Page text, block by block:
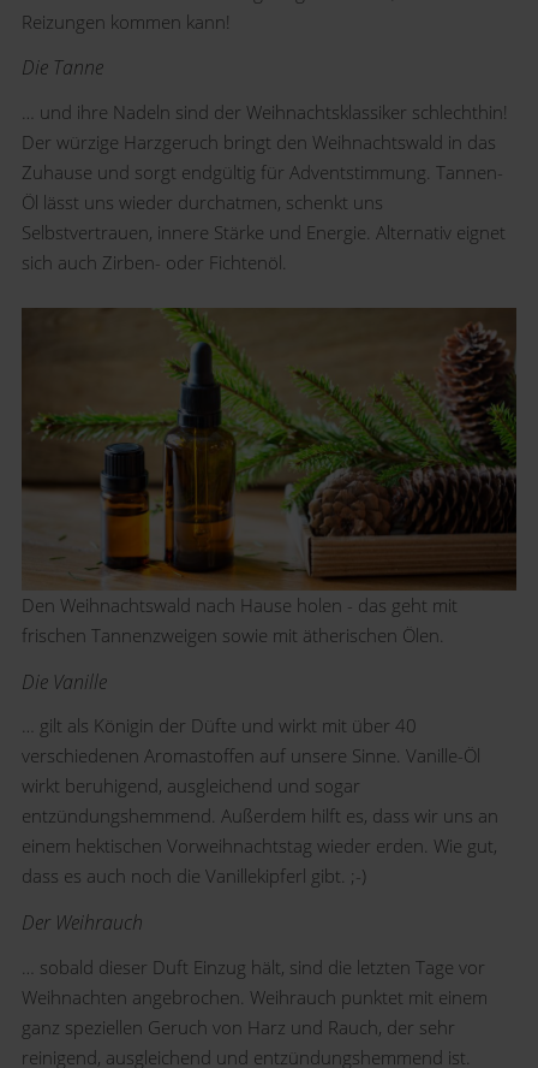
Reizungen kommen kann!
Die Tanne
… und ihre Nadeln sind der Weihnachtsklassiker schlechthin!
Der würzige Harzgeruch bringt den Weihnachtswald in das
Zuhause und sorgt endgültig für Adventstimmung. Tannen-
Öl lässt uns wieder durchatmen, schenkt uns
Selbstvertrauen, innere Stärke und Energie. Alternativ eignet
sich auch Zirben- oder Fichtenöl.
Den Weihnachtswald nach Hause holen - das geht mit
frischen Tannenzweigen sowie mit ätherischen Ölen.
Die Vanille
… gilt als Königin der Düfte und wirkt mit über 40
verschiedenen Aromastoffen auf unsere Sinne. Vanille-Öl
wirkt beruhigend, ausgleichend und sogar
entzündungshemmend. Außerdem hilft es, dass wir uns an
einem hektischen Vorweihnachtstag wieder erden. Wie gut,
dass es auch noch die Vanillekipferl gibt. ;-)
Der Weihrauch
… sobald dieser Duft Einzug hält, sind die letzten Tage vor
Weihnachten angebrochen. Weihrauch punktet mit einem
ganz speziellen Geruch von Harz und Rauch, der sehr
reinigend, ausgleichend und entzündungshemmend ist.